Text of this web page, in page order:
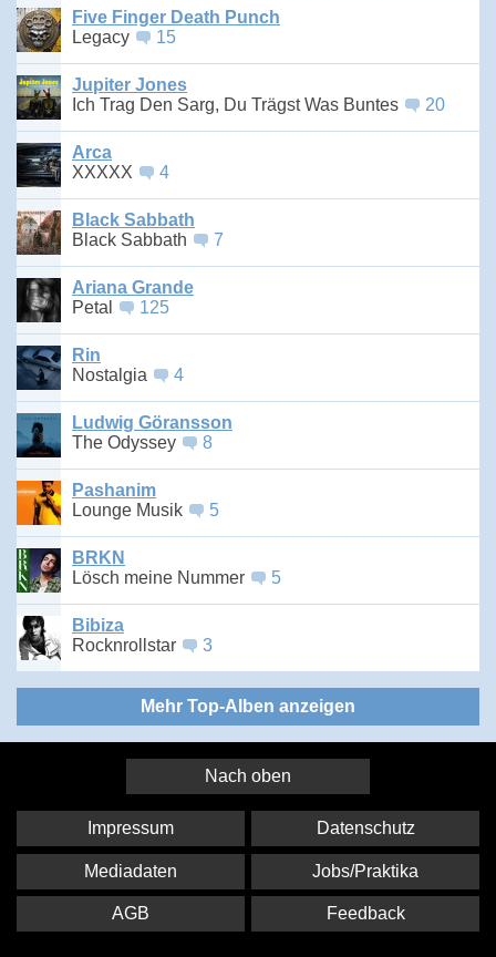
Five Finger Death Punch
Legacy
15
Jupiter Jones
Ich Trag Den Sarg, Du Trägst Was Buntes
20
Arca
XXXXX
4
Black Sabbath
Black Sabbath
7
Ariana Grande
Petal
125
Rin
Nostalgia
4
Ludwig Göransson
The Odyssey
8
Pashanim
Lounge Musik
5
BRKN
Lösch meine Nummer
5
Bibiza
Rocknrollstar
3
Mehr Top-Alben anzeigen
Nach oben
Impressum Datenschutz
Mediadaten Jobs/Praktika
AGB Feedback